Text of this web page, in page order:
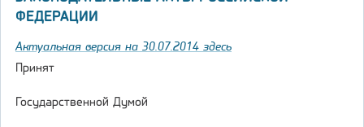
ФЕДЕРАЦИИ
Актуальная версия на 30.07.2014 здесь
Принят
Государственной Думой